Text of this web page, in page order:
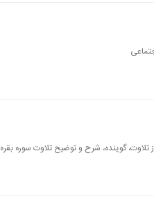
تلاوت، گوینده، شرح و توضیح تلاوت سوره بقره